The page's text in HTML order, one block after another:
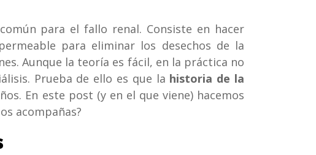
para el fallo renal. Consiste en hacer
para eliminar los desechos de la
Aunque la teoría es fácil, en la práctica no
Prueba de ello es que la historia de la
En este post (y en el que viene) hacemos
acompañas?